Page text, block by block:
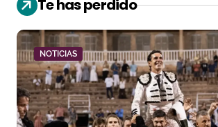
Te has perdido
NOTICIAS